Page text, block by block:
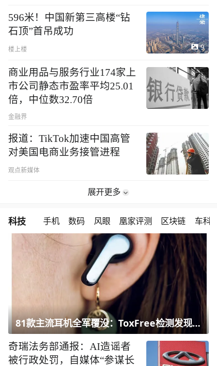
596米！中国新第三高楼“钻
石顶”首吊成功
楼上楼 9
商业用品与服务行业174家上
市公司静态市盈率平均25.01
倍，中位数32.70倍
金融界
报道：TikTok加速中国高管
对美国电商业务接管进程
观点新媒体
展开更多
科技 手机 数码 风眼 凰家评测 区块链 车科
81款主流耳机全军覆没：ToxFree检测发现均含对人体有害化学物质
奇瑞法务部通报：AI造谣者
被行政处罚，自媒体“参谋长